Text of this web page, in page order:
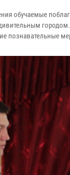
обучаемые
познавательные